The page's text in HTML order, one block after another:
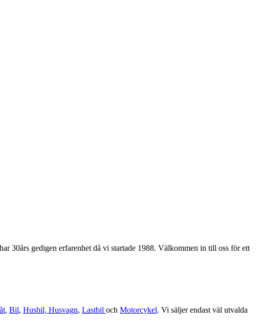
30års gedigen erfarenhet då vi startade 1988. Välkommen in till oss för ett
, Bil, Husbil, Husvagn, Lastbil och Motorcykel. Vi säljer endast väl utvalda